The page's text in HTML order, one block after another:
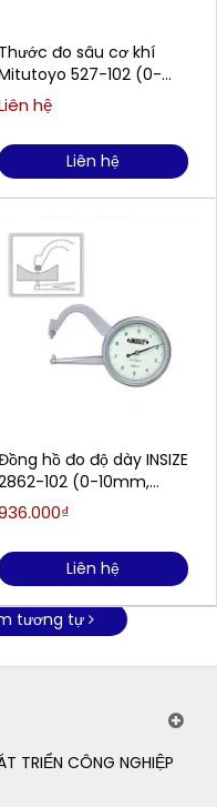
Thước đo sâu cơ khí
527-102 (0-
/ 0.02mm)
hệ
Liên hệ
hồ đo độ dày INSIZE
102 (0-10mm,
Liên hệ
tương tự
TRIỂN CÔNG NGHIỆP